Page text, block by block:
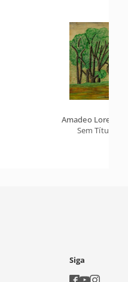
Amadeo
Sem Título
Siga